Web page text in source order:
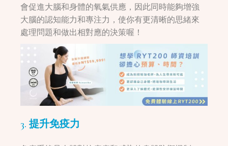
會促進大腦和身體的氧氣供應，因此同時能夠增強
大腦的認知能力和專注力，使你有更清晰的思緒來
處理問題和做出相對應的決策喔！
3. 提升免疫力